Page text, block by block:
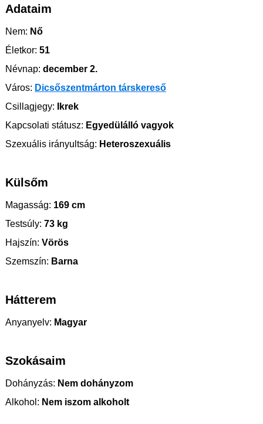
Adataim
Nem: Nő
Életkor: 51
Névnap: december 2.
Város: Dicsőszentmárton társkereső
Csillagjegy: Ikrek
Kapcsolati státusz: Egyedülálló vagyok
Szexuális irányultság: Heteroszexuális
Külsőm
Magasság: 169 cm
Testsúly: 73 kg
Hajszín: Vörös
Szemszín: Barna
Hátterem
Anyanyelv: Magyar
Szokásaim
Dohányzás: Nem dohányzom
Alkohol: Nem iszom alkoholt